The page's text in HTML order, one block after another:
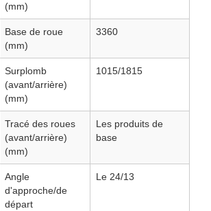
(mm)
Base de roue
(mm)
3360
Surplomb
(avant/arrière)
(mm)
1015/1815
Tracé des roues
(avant/arrière)
(mm)
Les produits de
base
Angle
d'approche/de
départ
Le 24/13